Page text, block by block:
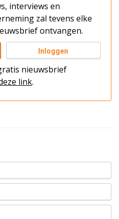
interviews en
zal tevens elke
ontvangen.
Inloggen
nieuwsbrief
link.